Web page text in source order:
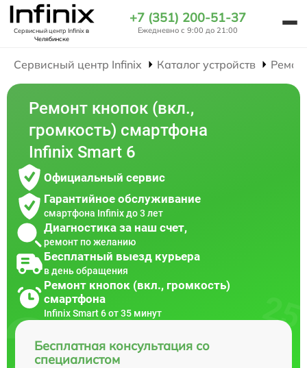
Сервисный центр Infinixв
Челябинске
+7 (351) 200-51-37
Ежедневно с 9:00 до 21:00
Сервисный центр Infinix Каталог устройств
Ремонт кнопок (вкл.,
громкость) смартфона
Infinix Smart 6
Официальный сервис
Гарантийное обслуживание
смартфона Infinix до 3 лет
Диагностика за наш счет,
ремонт по желанию
Бесплатный выезд курьера
в день обращения
Ремонт кнопок (вкл., громкость)
смартфона
Infinix Smart 6 от 35 минут
Бесплатная консультация со
специалистом